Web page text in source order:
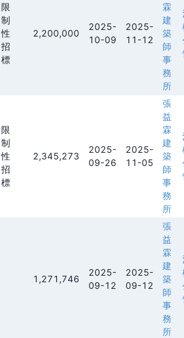
限
制
性
招
標
2,200,000
2025-
10-09
2025-
11-12
霖
建
築
師
事
務
所
限
制
性
招
標
2,345,273
2025-
09-26
2025-
11-05
張
益
霖
建
築
師
事
務
所
1,271,746
2025-
09-12
2025-
09-12
張
益
霖
建
築
師
事
務
所